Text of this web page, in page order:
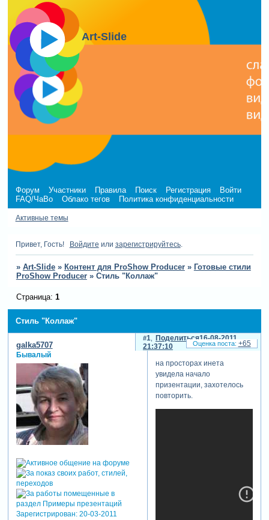
Art-Slide
Форум Участники Правила Поиск Регистрация
Войти
FAQ/ЧаВо
Облако тегов Политика конфиденциальности
Активные темы
Привет, Гость! Войдите или зарегистрируйтесь.
» Art-Slide » Контент для ProShow Producer » Готовые стили
ProShow Producer » Стиль "Коллаж"
Стиль "Коллаж"
Страница: 1
Поделиться
1
16-08-2011
21:37:10
galka5707
Бывалый
Зарегистрирован: 20-03-2011
на просторах инета
увидела начало
призентации, захотелось
повторить.
+65